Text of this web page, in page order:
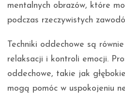
mentalnych obrazów, które
podczas rzeczywistych
Techniki oddechowe są
relaksacji i kontroli emocji.
oddechowe, takie jak
mogą pomóc w uspokojeniu